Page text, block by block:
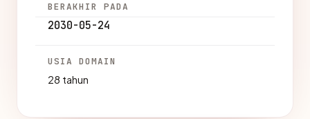
BERAKHIR PADA
2030-05-24
USIA DOMAIN
28 tahun